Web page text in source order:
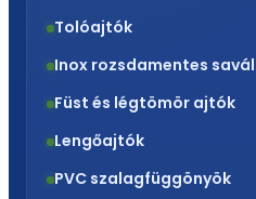
Tolóajtók
Inox rozsdamentes
Füst és légtömör ajtók
Lengőajtók
PVC szalagfüggönyök